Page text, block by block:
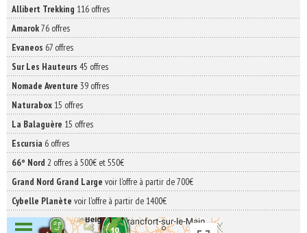
Allibert Trekking 116 offres
Amarok76 offres
Evaneos 67 offres
Sur Les Hauteurs 45 offres
Nomade Aventure 39 offres
Naturabox 15 offres
La Balaguère 15 offres
Escursia 6 offres
66° Nord 2 offres à 500€ et 550€
Grand Nord Grand Large voir l'offre à partir de 700€
Cybelle Planète voir l'offre à partir de 1400€